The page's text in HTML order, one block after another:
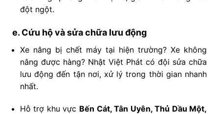
đột ngột.
e. Cứu hộ và sửa chữa lưu động
Xe nâng bị chết máy tại hiện trường? Xe không
nâng được hàng? Nhật Việt Phát có đội sửa chữa
lưu động đến tận nơi, xử lý trong thời gian nhanh
nhất.
Hỗ trợ khu vực Bến Cát, Tân Uyên, Thủ Dầu Một,